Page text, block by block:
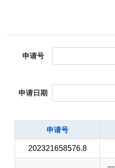
申请号
申请日期
申请号
202321658576.8